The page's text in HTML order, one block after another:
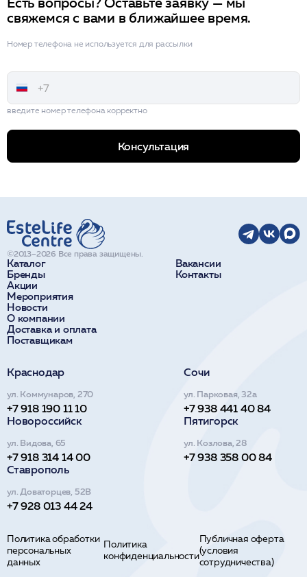
свяжемся с вами в ближайшее время.
Номер телефона не используется для рассылки
введите номер телефона корректно
Консультация
Каталог
Бренды
Акции
Мероприятия
Новости
О компании
Доставка и оплата
Поставщикам
Вакансии
Контакты
©2013–2026 Все права защищены.
Краснодар
ул. Коммунаров, 270
+7 918 190 11 10
Сочи
ул. Парковая, 32а
+7 938 441 40 84
Новороссийск
ул. Видова, 65
+7 918 314 14 00
Пятигорск
ул. Козлова, 28
+7 938 358 00 84
Ставрополь
ул. Доваторцев, 52В
+7 928 013 44 24
Политика обработки
персональных
данных
Политика
конфиденциальности
Публичная оферта
(условия
сотрудничества)